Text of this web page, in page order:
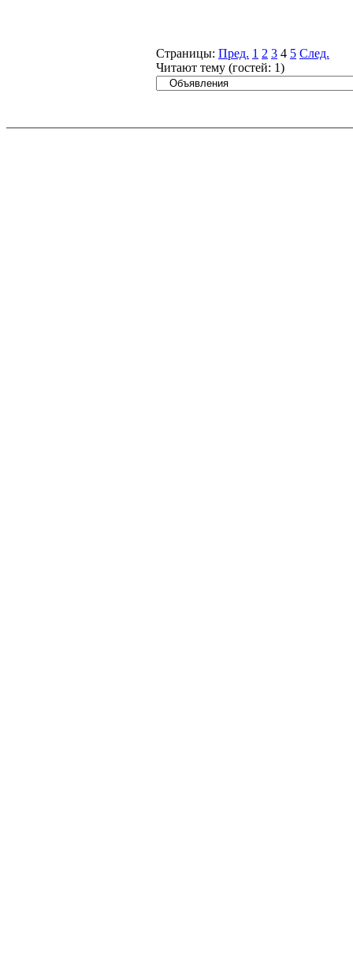
Страницы: Пред. 1 2 3 4 5 След.
Читают тему (гостей: 1)